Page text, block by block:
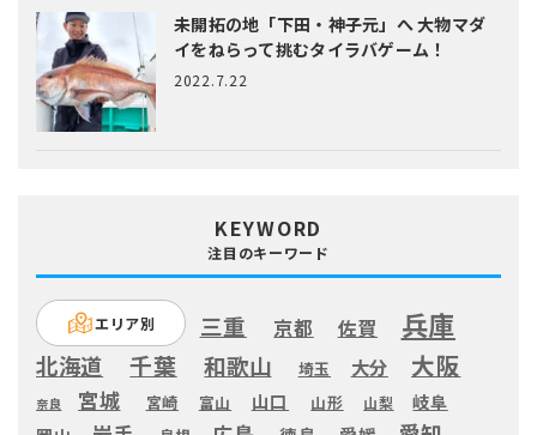
未開拓の地「下田・神子元」へ大物マダ
イをねらって挑むタイラバゲーム！
2022.7.22
KEYWORD
注目のキーワード
エリア別 三重 京都 佐賀 兵庫
北海道 千葉 和歌山 埼玉 大分 大阪
奈良 宮城 宮崎 富山 山口 山形 山梨
岐阜